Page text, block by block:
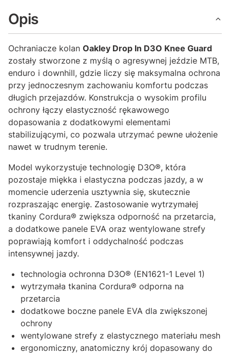
Opis
Ochraniacze kolan Oakley Drop In D3O Knee Guard
zostały stworzone z myślą o agresywnej jeździe MTB,
enduro i downhill, gdzie liczy się maksymalna ochrona
przy jednoczesnym zachowaniu komfortu podczas
długich przejazdów. Konstrukcja o wysokim profilu
ochrony łączy elastyczność rękawowego
dopasowania z dodatkowymi elementami
stabilizującymi, co pozwala utrzymać pewne ułożenie
nawet w trudnym terenie.
Model wykorzystuje technologię D3O®, która
pozostaje miękka i elastyczna podczas jazdy, a w
momencie uderzenia usztywnia się, skutecznie
rozpraszając energię. Zastosowanie wytrzymałej
tkaniny Cordura® zwiększa odporność na przetarcia,
a dodatkowe panele EVA oraz wentylowane strefy
poprawiają komfort i oddychalność podczas
intensywnej jazdy.
technologia ochronna D3O® (EN1621-1 Level 1)
wytrzymała tkanina Cordura® odporna na
przetarcia
dodatkowe boczne panele EVA dla zwiększonej
ochrony
wentylowane strefy z elastycznego materiału mesh
ergonomiczny, anatomiczny krój dopasowany do